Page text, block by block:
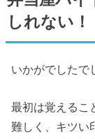
しれない！
いかがでしたで
最初は覚えるこ
難しく、キツい